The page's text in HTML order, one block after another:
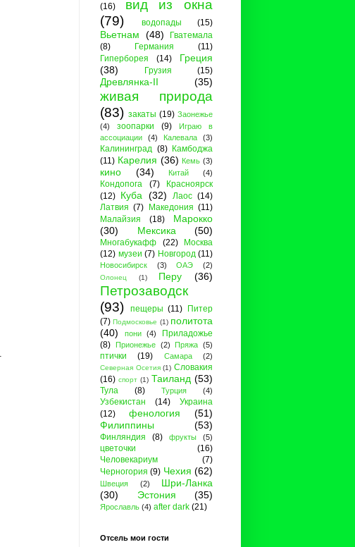
(16)
вид из окна
(79)
водопады (15)
Вьетнам (48)
Гватемала
(8)
Германия
(11)
Гиперборея
(14)
Греция
(38)
Грузия (15)
Древлянка-II (35)
живая природа
(83) закаты (19) Заонежье
(4)
зоопарки (9)
Играю в
ассоциации
(4) Калевала (3)
Калининград (8)
Камбоджа
(11) Карелия (36) Кемь (3)
кино (34) Китай (4)
Кондопога (7)
Красноярск
(12) Куба (32) Лаос (14)
Латвия (7) Македония (11)
Малайзия
(18)
Марокко
(30)
Мексика (50)
Многабукафф (22)
Москва
(12) музеи (7) Новгород (11)
Новосибирск (3) ОАЭ (2)
Олонец (1) Перу (36)
Петрозаводск
(93)
пещеры (11)
Питер
(7) Подмосковье (1) политота
(40)
пони (4)
Приладожье
(8) Прионежье (2) Пряжа (5)
птички (19) Самара (2)
Северная Осетия (1) Словакия
(16) спорт (1) Таиланд (53)
Тула (8) Турция (4)
Узбекистан (14)
Украина
(12)
фенология
(51)
Филиппины
(53)
Финляндия (8) фрукты (5)
цветочки
(16)
Человекариум
(7)
Черногория (9) Чехия (62)
Швеция (2)
Шри-Ланка
(30)
Эстония (35)
Ярославль (4) after dark (21)
Отсель мои гости